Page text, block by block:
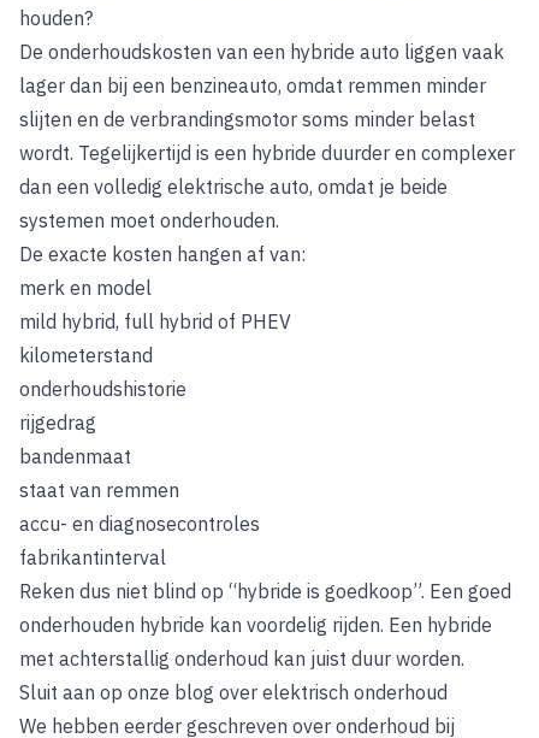
houden?
De onderhoudskosten van een hybride auto liggen vaak
lager dan bij een benzineauto, omdat remmen minder
slijten en de verbrandingsmotor soms minder belast
wordt. Tegelijkertijd is een hybride duurder en complexer
dan een volledig elektrische auto, omdat je beide
systemen moet onderhouden.
De exacte kosten hangen af van:
merk en model
mild hybrid, full hybrid of PHEV
kilometerstand
onderhoudshistorie
rijgedrag
bandenmaat
staat van remmen
accu- en diagnosecontroles
fabrikantinterval
Reken dus niet blind op “hybride is goedkoop”. Een goed
onderhouden hybride kan voordelig rijden. Een hybride
met achterstallig onderhoud kan juist duur worden.
Sluit aan op onze blog over elektrisch onderhoud
We hebben eerder geschreven over onderhoud bij